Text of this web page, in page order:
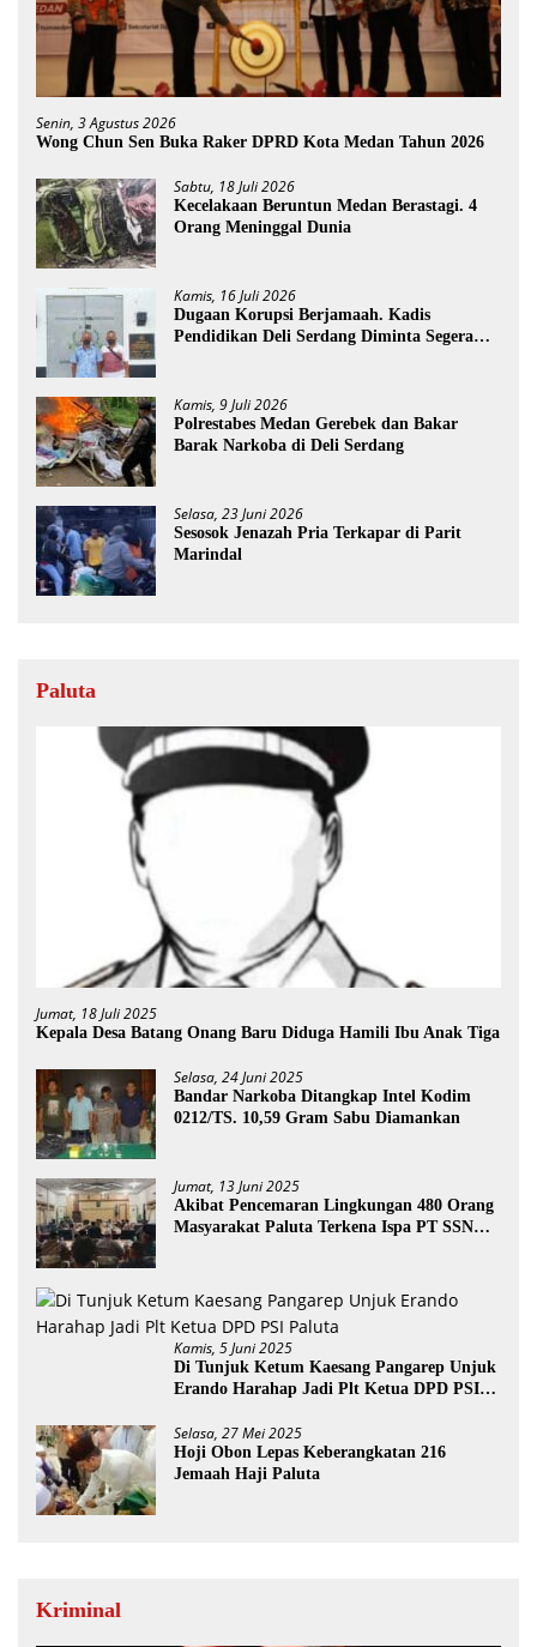
Senin, 3 Agustus 2026
Wong Chun Sen Buka Raker DPRD Kota Medan Tahun 2026
Sabtu, 18 Juli 2026
Kecelakaan Beruntun Medan Berastagi. 4
Orang Meninggal Dunia
Kamis, 16 Juli 2026
Dugaan Korupsi Berjamaah. Kadis
Pendidikan Deli Serdang Diminta Segera
Kamis, 9 Juli 2026
Polrestabes Medan Gerebek dan Bakar
Barak Narkoba di Deli Serdang
Selasa, 23 Juni 2026
Sesosok Jenazah Pria Terkapar di Parit
Marindal
Paluta
Jumat, 18 Juli 2025
Kepala Desa Batang Onang Baru Diduga Hamili Ibu Anak Tiga
Selasa, 24 Juni 2025
Bandar Narkoba Ditangkap Intel Kodim
0212/TS. 10,59 Gram Sabu Diamankan
Jumat, 13 Juni 2025
Akibat Pencemaran Lingkungan 480 Orang
Masyarakat Paluta Terkena Ispa PT SSN
Kamis, 5 Juni 2025
Di Tunjuk Ketum Kaesang Pangarep Unjuk
Erando Harahap Jadi Plt Ketua DPD PSI
Selasa, 27 Mei 2025
Hoji Obon Lepas Keberangkatan 216
Jemaah Haji Paluta
Kriminal